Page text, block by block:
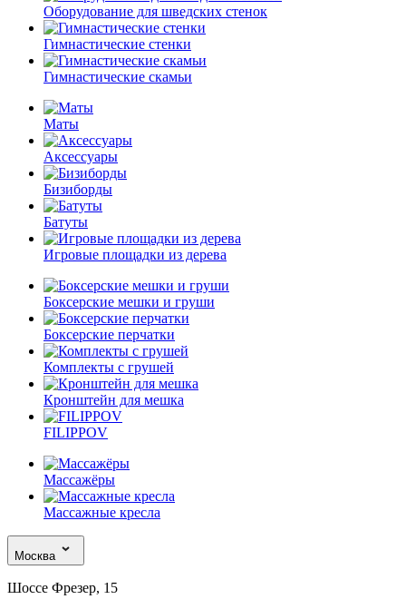
Оборудование для шведских стенок
Гимнастические стенки
Гимнастические скамьи
Маты
Аксессуары
Бизиборды
Батуты
Игровые площадки из дерева
Боксерские мешки и груши
Боксерские перчатки
Комплекты с грушей
Кронштейн для мешка
FILIPPOV
Массажёры
Массажные кресла
Москва
Шоссе Фрезер, 15